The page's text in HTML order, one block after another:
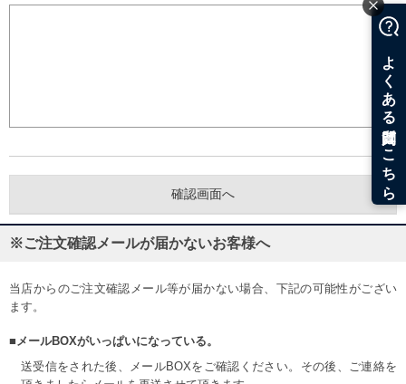
※ご注文確認メールが届かないお客様へ
当店からのご注文確認メール等が届かない場合、下記の可能性がござい
ます。
■メールBOXがいっぱいになっている。
送受信をされた後、メールBOXをご確認ください。その後、ご連絡を